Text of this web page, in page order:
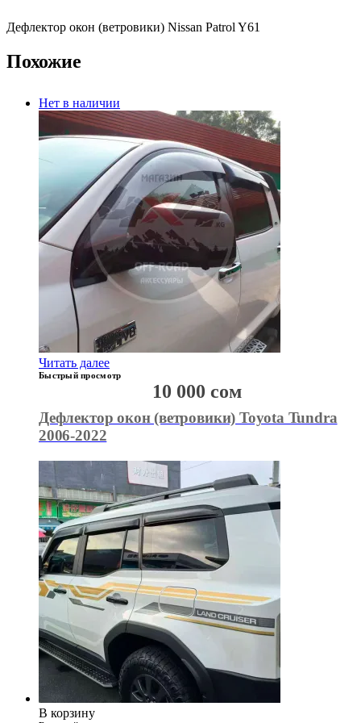
Дефлектор окон (ветровики) Nissan Patrol Y61
Похожие
Нет в наличии
Читать далее
Быстрый просмотр
Дефлектор окон (ветровики) Toyota Tundra
2006-2022
10 000 сом
В корзину